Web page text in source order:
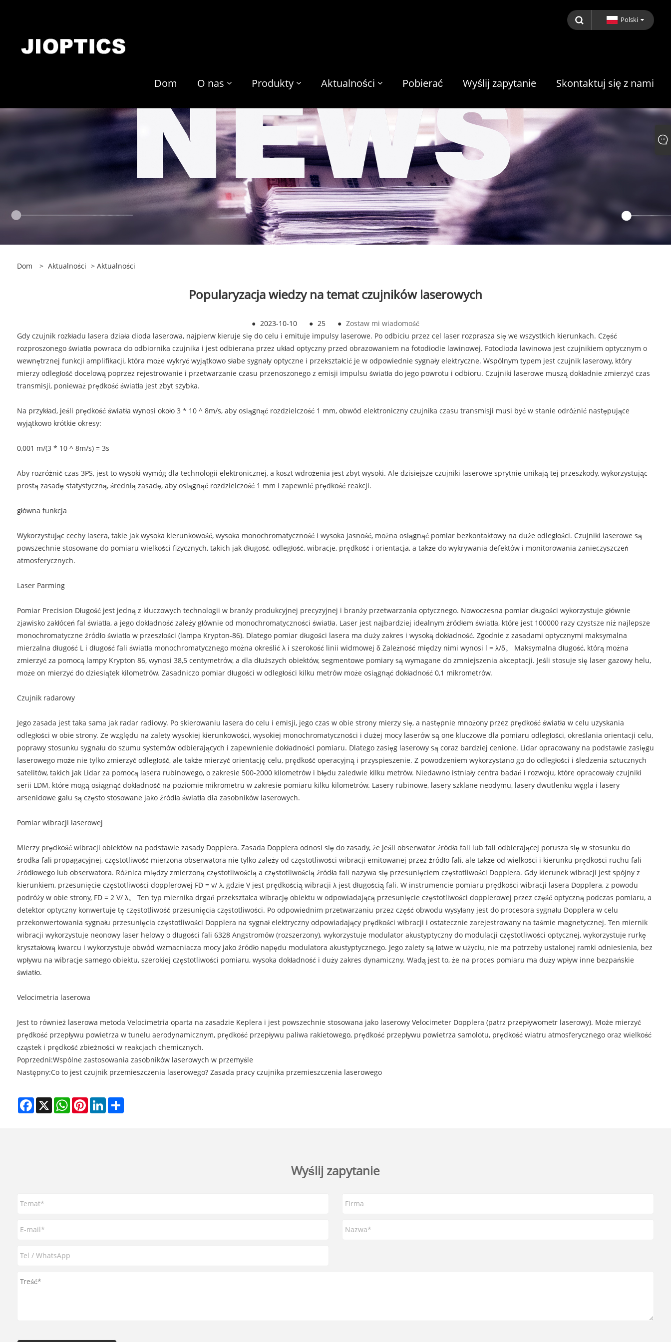
Polski
Dom O nas Produkty Aktualności Pobierać Wyślij zapytanie Skontaktuj się z nami
Dom > Aktualności > Aktualności
Popularyzacja wiedzy na temat czujników laserowych
● 2023-10-10 ● 25 ● Zostaw mi wiadomość
Gdy czujnik rozkładu lasera działa dioda laserowa, najpierw kieruje się do celu i emituje impulsy laserowe. Po odbiciu przez cel laser rozprasza się we wszystkich kierunkach. Część
rozproszonego światła powraca do odbiornika czujnika i jest odbierana przez układ optyczny przed obrazowaniem na fotodiodie lawinowej. Fotodioda lawinowa jest czujnikiem optycznym o
wewnętrznej funkcji amplifikacji, która może wykryć wyjątkowo słabe sygnały optyczne i przekształcić je w odpowiednie sygnały elektryczne. Wspólnym typem jest czujnik laserowy, który
mierzy odległość docelową poprzez rejestrowanie i przetwarzanie czasu przenoszonego z emisji impulsu światła do jego powrotu i odbioru. Czujniki laserowe muszą dokładnie zmierzyć czas
transmisji, ponieważ prędkość światła jest zbyt szybka.
Na przykład, jeśli prędkość światła wynosi około 3 * 10 ^ 8m/s, aby osiągnąć rozdzielczość 1 mm, obwód elektroniczny czujnika czasu transmisji musi być w stanie odróżnić następujące
wyjątkowo krótkie okresy:
0,001 m/(3 * 10 ^ 8m/s) = 3s
Aby rozróżnić czas 3PS, jest to wysoki wymóg dla technologii elektronicznej, a koszt wdrożenia jest zbyt wysoki. Ale dzisiejsze czujniki laserowe sprytnie unikają tej przeszkody, wykorzystując
prostą zasadę statystyczną, średnią zasadę, aby osiągnąć rozdzielczość 1 mm i zapewnić prędkość reakcji.
główna funkcja
Wykorzystując cechy lasera, takie jak wysoka kierunkowość, wysoka monochromatyczność i wysoka jasność, można osiągnąć pomiar bezkontaktowy na duże odległości. Czujniki laserowe są
powszechnie stosowane do pomiaru wielkości fizycznych, takich jak długość, odległość, wibracje, prędkość i orientacja, a także do wykrywania defektów i monitorowania zanieczyszczeń
atmosferycznych.
Laser Parming
Pomiar Precision Długość jest jedną z kluczowych technologii w branży produkcyjnej precyzyjnej i branży przetwarzania optycznego. Nowoczesna pomiar długości wykorzystuje głównie
zjawisko zakłóceń fal światła, a jego dokładność zależy głównie od monochromatyczności światła. Laser jest najbardziej idealnym źródłem światła, które jest 100000 razy czystsze niż najlepsze
monochromatyczne źródło światła w przeszłości (lampa Krypton-86). Dlatego pomiar długości lasera ma duży zakres i wysoką dokładność. Zgodnie z zasadami optycznymi maksymalna
mierzalna długość L i długość fali światła monochromatycznego można określić λ i szerokość linii widmowej δ Zależność między nimi wynosi l = λ/δ。 Maksymalna długość, którą można
zmierzyć za pomocą lampy Krypton 86, wynosi 38,5 centymetrów, a dla dłuższych obiektów, segmentowe pomiary są wymagane do zmniejszenia akceptacji. Jeśli stosuje się laser gazowy helu,
może on mierzyć do dziesiątek kilometrów. Zasadniczo pomiar długości w odległości kilku metrów może osiągnąć dokładność 0,1 mikrometrów.
Czujnik radarowy
Jego zasada jest taka sama jak radar radiowy. Po skierowaniu lasera do celu i emisji, jego czas w obie strony mierzy się, a następnie mnożony przez prędkość światła w celu uzyskania
odległości w obie strony. Ze względu na zalety wysokiej kierunkowości, wysokiej monochromatyczności i dużej mocy laserów są one kluczowe dla pomiaru odległości, określania orientacji celu,
poprawy stosunku sygnału do szumu systemów odbierających i zapewnienie dokładności pomiaru. Dlatego zasięg laserowy są coraz bardziej cenione. Lidar opracowany na podstawie zasięgu
laserowego może nie tylko zmierzyć odległość, ale także mierzyć orientację celu, prędkość operacyjną i przyspieszenie. Z powodzeniem wykorzystano go do odległości i śledzenia sztucznych
satelitów, takich jak Lidar za pomocą lasera rubinowego, o zakresie 500-2000 kilometrów i błędu zaledwie kilku metrów. Niedawno istniały centra badań i rozwoju, które opracowały czujniki
serii LDM, które mogą osiągnąć dokładność na poziomie mikrometru w zakresie pomiaru kilku kilometrów. Lasery rubinowe, lasery szklane neodymu, lasery dwutlenku węgla i lasery
arsenidowe galu są często stosowane jako źródła światła dla zasobników laserowych.
Pomiar wibracji laserowej
Mierzy prędkość wibracji obiektów na podstawie zasady Dopplera. Zasada Dopplera odnosi się do zasady, że jeśli obserwator źródła fali lub fali odbierającej porusza się w stosunku do
środka fali propagacyjnej, częstotliwość mierzona obserwatora nie tylko zależy od częstotliwości wibracji emitowanej przez źródło fali, ale także od wielkości i kierunku prędkości ruchu fali
źródłowego lub obserwatora. Różnica między zmierzoną częstotliwością a częstotliwością źródła fali nazywa się przesunięciem częstotliwości Dopplera. Gdy kierunek wibracji jest spójny z
kierunkiem, przesunięcie częstotliwości dopplerowej FD = v/ λ, gdzie V jest prędkością wibracji λ jest długością fali. W instrumencie pomiaru prędkości wibracji lasera Dopplera, z powodu
podróży w obie strony, FD = 2 V/ λ。 Ten typ miernika drgań przekształca wibrację obiektu w odpowiadającą przesunięcie częstotliwości dopplerowej przez część optyczną podczas pomiaru, a
detektor optyczny konwertuje tę częstotliwość przesunięcia częstotliwości. Po odpowiednim przetwarzaniu przez część obwodu wysyłany jest do procesora sygnału Dopplera w celu
przekonwertowania sygnału przesunięcia częstotliwości Dopplera na sygnał elektryczny odpowiadający prędkości wibracji i ostatecznie zarejestrowany na taśmie magnetycznej. Ten miernik
wibracji wykorzystuje neonowy laser helowy o długości fali 6328 Angstromów (rozszerzony), wykorzystuje modulator akustyptyczny do modulacji częstotliwości optycznej, wykorzystuje rurkę
kryształową kwarcu i wykorzystuje obwód wzmacniacza mocy jako źródło napędu modulatora akustyptycznego. Jego zalety są łatwe w użyciu, nie ma potrzeby ustalonej ramki odniesienia, bez
wpływu na wibracje samego obiektu, szerokiej częstotliwości pomiaru, wysoka dokładność i duży zakres dynamiczny. Wadą jest to, że na proces pomiaru ma duży wpływ inne bezpańskie
światło.
Velocimetria laserowa
Jest to również laserowa metoda Velocimetria oparta na zasadzie Keplera i jest powszechnie stosowana jako laserowy Velocimeter Dopplera (patrz przepływometr laserowy). Może mierzyć
prędkość przepływu powietrza w tunelu aerodynamicznym, prędkość przepływu paliwa rakietowego, prędkość przepływu powietrza samolotu, prędkość wiatru atmosferycznego oraz wielkość
cząstek i prędkość zbieżności w reakcjach chemicznych.
Poprzedni:Wspólne zastosowania zasobników laserowych w przemyśle
Następny:Co to jest czujnik przemieszczenia laserowego? Zasada pracy czujnika przemieszczenia laserowego
Facebook
X WhatsAppPinterestLinkedInShare
Wyślij zapytanie